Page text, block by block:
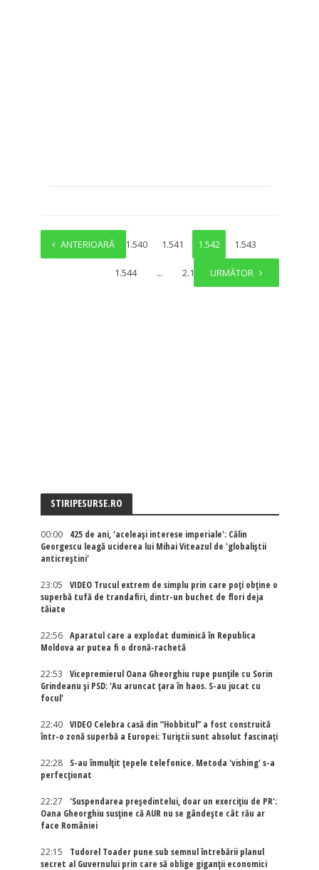
ANTERIOARĂ
1 … 1.540 1.541 1.542 1.543
1.544 … 2.137 URMĂTOR
STIRIPESURSE.RO
00:00
425 de ani, 'aceleași interese imperiale': Călin
Georgescu leagă uciderea lui Mihai Viteazul de 'globaliștii
anticreștini'
23:05
VIDEO Trucul extrem de simplu prin care poți obține o
superbă tufă de trandafiri, dintr-un buchet de flori deja
tăiate
22:56
Aparatul care a explodat duminică în Republica
Moldova ar putea fi o dronă-rachetă
22:53
Vicepremierul Oana Gheorghiu rupe punțile cu Sorin
Grindeanu și PSD: 'Au aruncat țara în haos. S-au jucat cu
focul'
22:40
VIDEO Celebra casă din ”Hobbitul” a fost construită
într-o zonă superbă a Europei: Turiștii sunt absolut fascinați
22:28
S-au înmulțit țepele telefonice. Metoda 'vishing' s-a
perfecționat
22:27
'Suspendarea președintelui, doar un exercițiu de PR':
Oana Gheorghiu susține că AUR nu se gândește cât rău ar
face României
22:15
Tudorel Toader pune sub semnul întrebării planul
secret al Guvernului prin care să oblige giganții economici